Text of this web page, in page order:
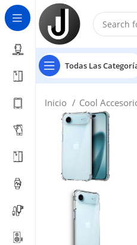
Todas Las
Inicio Cool